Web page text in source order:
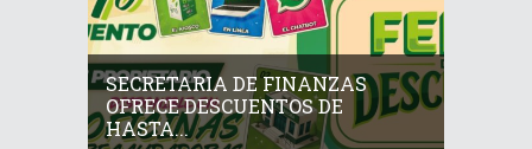
SECRETARIA DE FINANZAS
OFRECE DESCUENTOS DE
HASTA...